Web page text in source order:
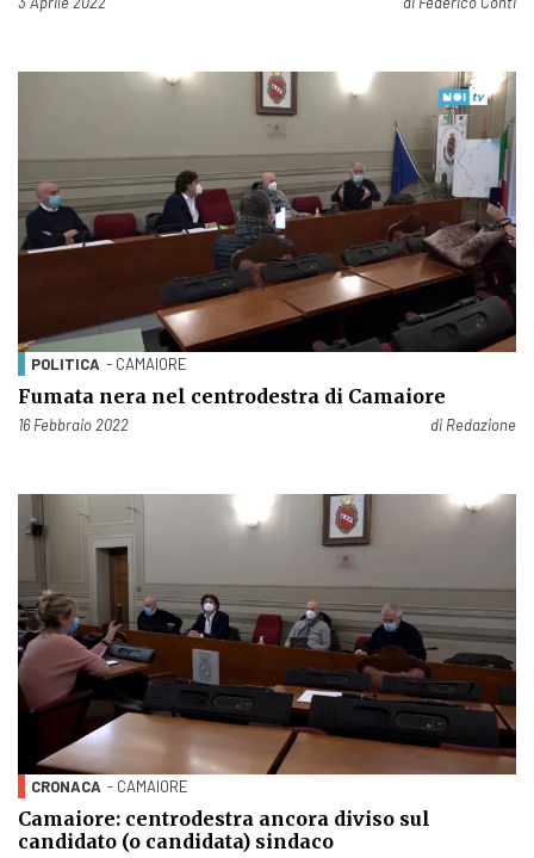
POLITICA - CAMAIORE
Fumata nera nel centrodestra di Camaiore
Pubblicato il
16 Febbraio 2022 di Redazione
CRONACA - CAMAIORE
Camaiore: centrodestra ancora diviso sul
candidato (o candidata) sindaco